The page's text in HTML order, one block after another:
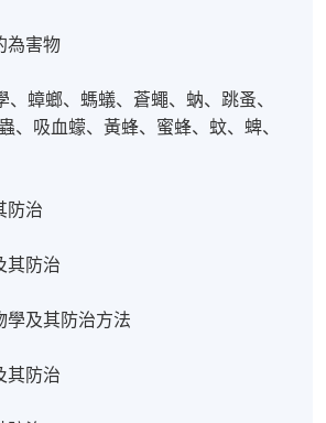
為害物
蟑螂、螞蟻、蒼蠅、蚋、跳蚤、
、吸血蠓、黃蜂、蜜蜂、蚊、蜱、
防治
其防治
學及其防治方法
其防治